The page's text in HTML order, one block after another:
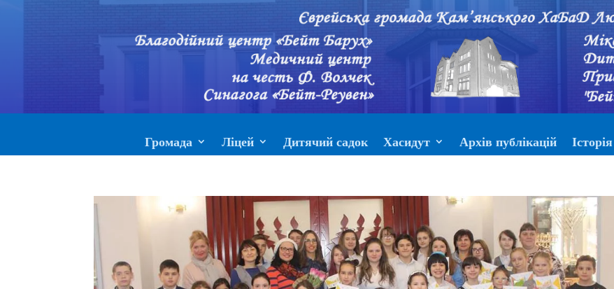
Громада Ліцей Дитячий садок Хасидут Архів публікацій Історія